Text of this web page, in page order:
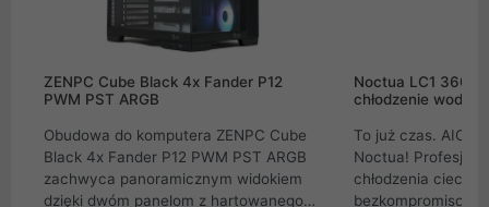
ZENPC Cube Black 4x Fander P12
PWM PST ARGB
Obudowa do komputera ZENPC Cube
Black 4x Fander P12 PWM PST ARGB
zachwyca panoramicznym widokiem
dzięki dwóm panelom z hartowanego
Noctua LC1
chłodzenie wodne
To już czas. AIO
Noctua!
chłodzenia cieczą